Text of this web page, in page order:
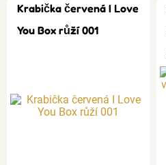
Krabička červená I Love
You Box růží 001